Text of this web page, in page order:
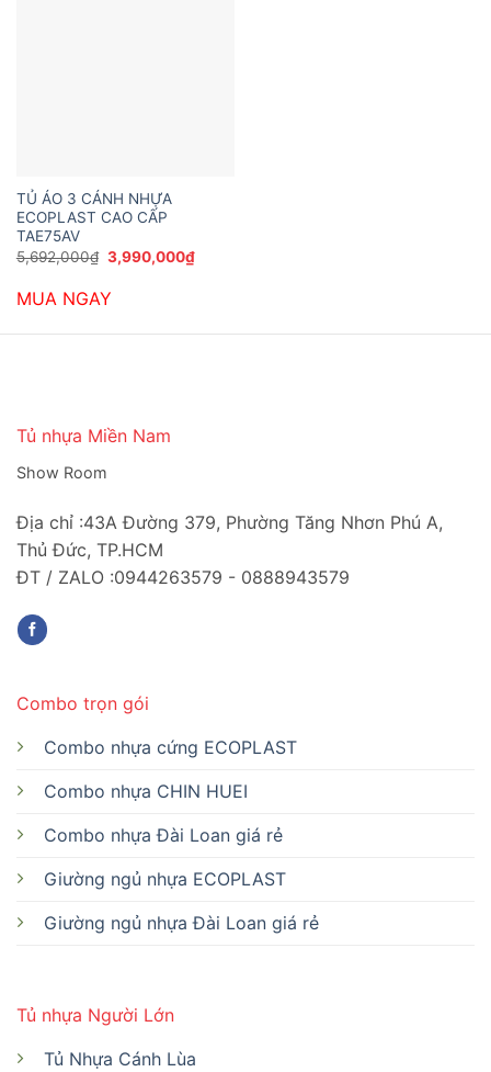
TỦ ÁO 3 CÁNH NHỰA
ECOPLAST CAO CẤP
TAE75AV
5,692,000₫ Giá
gốc
5,692,000₫.
3,990,000₫Giá
hiện
MUA NGAY
Tủ nhựa Miền Nam
Show Room
Địa chỉ :43A Đường 379, Phường Tăng Nhơn Phú A,
Thủ Đức, TP.HCM
ĐT / ZALO :0944263579 - 0888943579
Tủ nhựa Người Lớn
Tủ Nhựa Cánh Lùa
Combo trọn gói
Combo nhựa cứng ECOPLAST
Combo nhựa CHIN HUEI
Combo nhựa Đài Loan giá rẻ
Giường ngủ nhựa ECOPLAST
Giường ngủ nhựa Đài Loan giá rẻ